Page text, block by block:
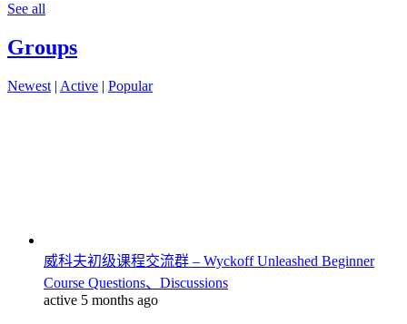
See all
Groups
Newest | Active | Popular
威科夫初级课程交流群 – Wyckoff Unleashed Beginner
Course Questions、Discussions
active 5 months ago